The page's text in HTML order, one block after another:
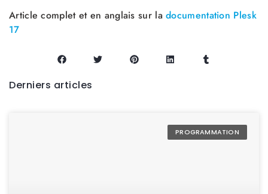
Article complet et en anglais sur ladocumentation Plesk
17
Derniers articles
PROGRAMMATION